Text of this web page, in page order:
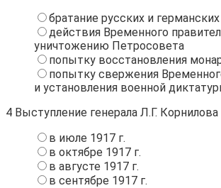
братание русских и
действия Временного
уничтожению Петросовета
попытку восстановления
попытку свержения
и установления военной
4 Выступление генерала Л.Г. Корнилова
в июле 1917 г.
в октябре 1917 г.
в августе 1917 г.
в сентябре 1917 г.